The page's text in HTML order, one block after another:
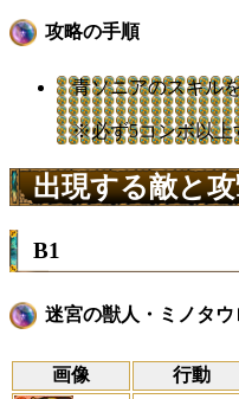
攻略の手順
青ソニアのスキル
※必ず5コンボ以上
出現する敵と
B1
迷宮の獣人・ミノタウ
画像 行動